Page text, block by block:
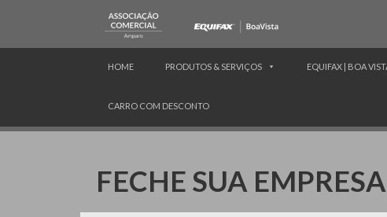
HOME PRODUTOS & SERVIÇOS EQUIFAX | BOA
CARRO COM DESCONTO
FECHE SUA